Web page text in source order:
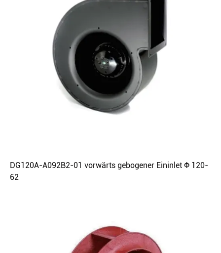
DG120A-A092B2-01 vorwärts gebogener Eininlet Φ 120-
62